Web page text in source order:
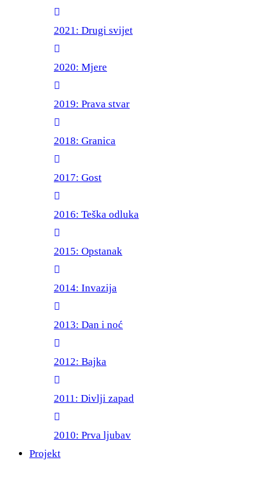
2021: Drugi svijet
2020: Mjere
2019: Prava stvar
2018: Granica
2017: Gost
2016: Teška odluka
2015: Opstanak
2014: Invazija
2013: Dan i noć
2012: Bajka
2011: Divlji zapad
2010: Prva ljubav
Projekt